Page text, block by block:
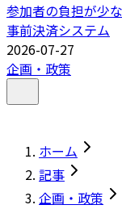
参加者の負担が少
事前決済システム
2026-07-27
企画・政策
ホーム
記事
企画・政策